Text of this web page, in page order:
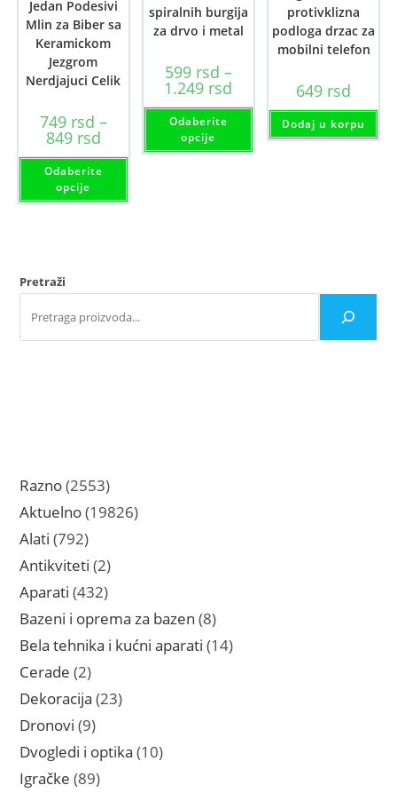
Jedan Podesivi
Mlin za Biber sa
Keramickom
Jezgrom
Nerdjajuci Celik
749 rsd –
849 rsdRaspon
cena:
od
749 rsd
849 rsd
Odaberite
opcije
Ovaj
proizvoda.
spiralnih burgija
za drvo i metal
599 rsd –
1.249 rsd
od
1.249 rsd
Odaberite
opcije
Ovaj
proizvod
ima
protivklizna
podloga drzac za
mobilni telefon
649 rsd
Dodaj u korpu
Pretraži
Razno 25532553
proizvoda
Aktuelno 1982619826
Alati 792792
proizvoda
Antikviteti 22
proizvoda
Aparati 432432
proizvoda
Bazeni i oprema za bazen 88
proizvoda
Bela tehnika i kućni aparati 1414
Cerade 22
proizvoda
Dekoracija 2323
Dronovi 99
proizvoda
Dvogledi i optika 1010
Igračke 8989